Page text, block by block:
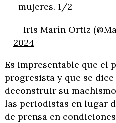
mujeres. 1/2
— Iris Marín Ortiz
2024
Es impresentable que el
progresista y que se
deconstruir su
las periodistas en lugar
de prensa en